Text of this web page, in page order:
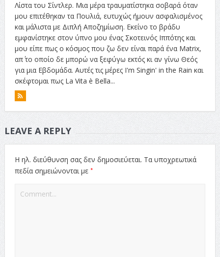
Λίστα του Σίντλερ. Μια μέρα τραυματίστηκα σοβαρά όταν
μου επιτέθηκαν τα Πουλιά, ευτυχώς ήμουν ασφαλισμένος
και μάλιστα με Διπλή Αποζημίωση. Εκείνο το βράδυ
εμφανίστηκε στον ύπνο μου ένας Σκοτεινός Ιππότης και
μου είπε πως ο κόσμος που ζω δεν είναι παρά ένα Matrix,
απ΄ το οποίο δε μπορώ να ξεφύγω εκτός κι αν γίνω Θεός
για μια Εβδομάδα. Αυτές τις μέρες I'm Singin' in the Rain και
σκέφτομαι πως La Vita è Bella...
LEAVE A REPLY
Η ηλ. διεύθυνση σας δεν δημοσιεύεται. Τα υποχρεωτικά
πεδία σημειώνονται με *